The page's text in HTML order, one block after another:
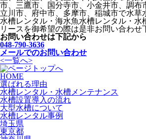
市、三鷹市、国分寺市、小金井市、調布
立川市、府中市、多摩市、稲城市で水草
水槽レンタル・海水魚水槽レンタル・水
リースを御希望の際は是非お問い合わせ
お問い合わせは下記から
048-790-3636
メールでのお問い合わせ
<一覧へ>
HOME
選ばれる理由
水槽レンタル・水槽メンテナンス
水槽設置導入の流れ
大型水槽について
水槽レンタル事例
埼玉県
東京都